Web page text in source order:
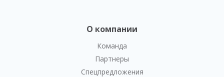
О компании
Команда
Партнеры
Спецпредложения